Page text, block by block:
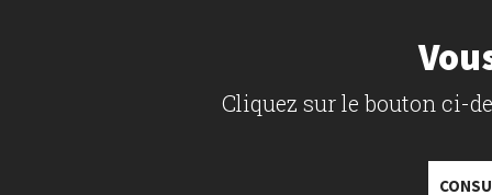
Cliquez sur le bouton ci-